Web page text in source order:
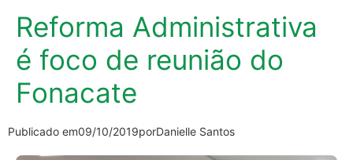
Reforma Administrativa
é foco de reunião do
Fonacate
Publicado em09/10/2019porDanielle Santos